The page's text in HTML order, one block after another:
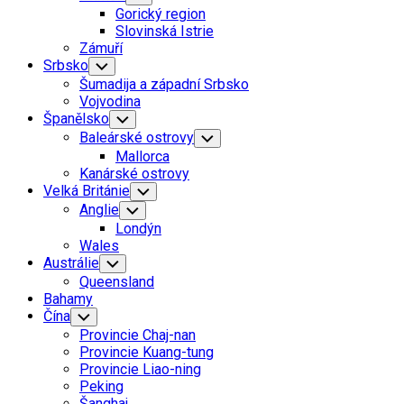
Child
Menu
Gorický region
Slovinská Istrie
Zámuří
Srbsko Toggle
Child
Menu
Šumadija a západní Srbsko
Vojvodina
Španělsko Toggle
Child
Menu
Baleárské ostrovy Toggle
Child
Mallorca
Kanárské ostrovy
Velká Británie Toggle
Child
Menu
Anglie Toggle
Child
Menu
Londýn
Wales
Austrálie Toggle
Child
Menu
Queensland
Bahamy
Čína Toggle
Child
Menu
Provincie Chaj-nan
Provincie Kuang-tung
Provincie Liao-ning
Peking